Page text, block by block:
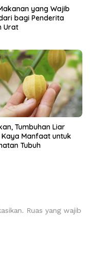
yang Wajib
bagi Penderita
Urat
Tumbuhan Liar
Manfaat untuk
Tubuh
Ruas yang wajib